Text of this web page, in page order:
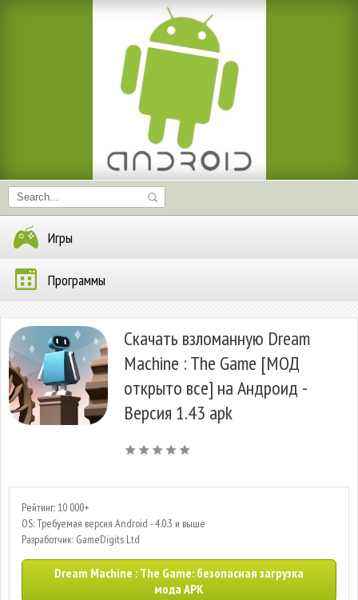
Игры
Программы
Скачать взломанную Dream
Machine : The Game [МОД
открыто все] на Андроид -
Версия 1.43 apk
Рейтинг: 10 000+
OS: Требуемая версия Android - 4.0.3 и выше
Разработчик: GameDigits Ltd
Dream Machine : The Game: безопасная загрузка
мода APK